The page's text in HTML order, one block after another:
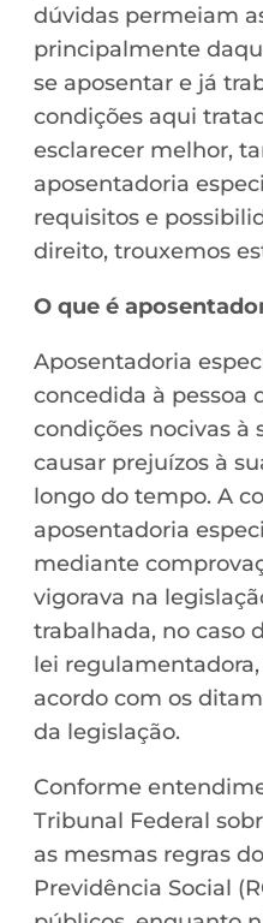
dúvidas permeiam
principalmente
se aposentar e já
condições aqui
esclarecer melhor,
aposentadoria
requisitos e
direito, trouxemos
O que é
Aposentadoria
concedida à pessoa
condições nocivas à
causar prejuízos à
longo do tempo. A
aposentadoria
mediante
vigorava na
trabalhada, no caso
lei
acordo com os
da legislação.
Conforme
Tribunal Federal
as mesmas regras
Previdência Social